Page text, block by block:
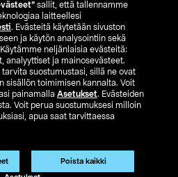
sallit, että tallennamme
laitteellesi
. Evästeitä käytetään sivuston
ja käytön analysointiin sekä
neljänlaisia evästeitä:
analyyttiset ja mainosevästeet.
suostumustasi, sillä ne ovat
sisällön toimimisen kannalta. Voit
painamalla Asetukset. Evästeiden
Voit perua suostumuksesi milloin
apua saat tarvittaessa
Poista kaikki
myymälä
NO FI
FI SV
Tietosuojaseloste